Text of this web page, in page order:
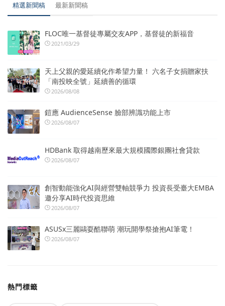
精選新聞稿 最新新聞稿
FLOC唯一基督徒專屬交友APP，基督徒的新福音
2021/03/29
天上父親的愛延續化作希望力量！ 六名子女捐贈家扶
「南投映全號」延續善的循環
2026/08/08
鎧應 AudienceSense 臉部辨識功能上市
2026/08/07
HDBank 取得越南歷來最大規模國際銀團社會貸款
2026/08/07
創智動能強化AI與經營雙軸競爭力 投資長受臺大EMBA
邀分享AI時代投資思維
2026/08/07
ASUSx三麗鷗耍酷聯萌 潮玩開學祭搶抱AI筆電！
2026/08/07
熱門標籤